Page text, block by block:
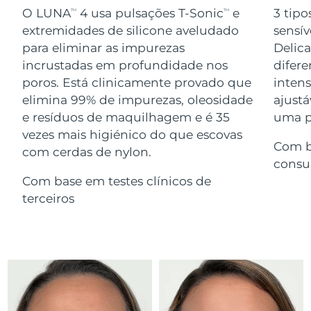
O LUNATM 4 usa pulsações T-SonicTM
e
extremidades de silicone aveludado
para eliminar as impurezas
incrustadas em profundidade nos
poros. Está clinicamente provado que
elimina 99% de impurezas, oleosidade
e resíduos de maquilhagem e é 35
vezes mais higiénico do que escovas
com cerdas de nylon.
Com base em testes clínicos de
terceiros
3
uma
Com
Advanced pore care essentials
For healthy hair
issa™ Teeth Whitening Gel
18% PAP
Cosméticos Homens
Comprar todos
FOREO APP
Israel Entrega prevista 8/13/26
Itália Entrega prevista 8/9/26
Japão Entrega prevista 8/12/26
Jersey
8/11/26
Kuwait
Líbano Entrega prevista8/10/26
Lituânia Entrega prevista8/9/26